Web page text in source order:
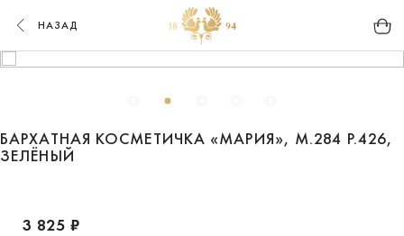
НАЗАД
БАРХАТНАЯ КОСМЕТИЧКА «МАРИЯ», М.284 Р.426,
ЗЕЛЁНЫЙ
3 825 ₽